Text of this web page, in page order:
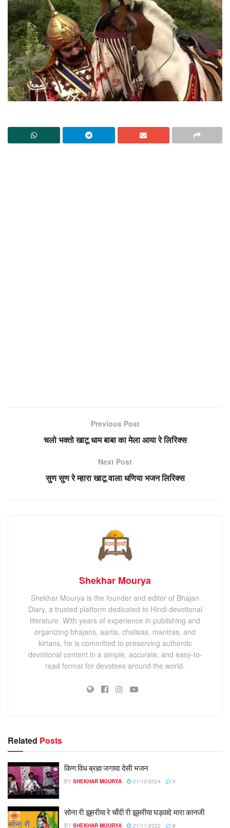
Previous Post
चलो भक्तो खाटू धाम बाबा का मेला आया रे लिरिक्स
Next Post
सुण सुण रे म्हारा खाटू वाला धणिया भजन लिरिक्स
Shekhar Mourya
Shekhar Mourya is the founder and editor of Bhajan
Diary, a trusted platform dedicated to Hindi devotional
literature. With years of experience in publishing and
organizing bhajans, aartis, chalisas, mantras, and
kirtans, he is committed to preserving authentic
devotional content in a simple, accurate, and easy-to-
read format for devotees around the world.
Related Posts
किण विध ब्रह्म जगाया देसी भजन
BY SHEKHAR MOURYA 01/12/2024 1
सोना री झूमरीया रे चाँदी री झूमरीया घड़वादे मारा कानजी
BY SHEKHAR MOURYA 21/11/2022 0